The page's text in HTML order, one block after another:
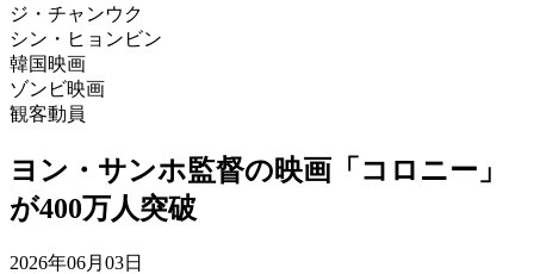
ジ・チャンウク
シン・ヒョンビン
韓国映画
ゾンビ映画
観客動員
ヨン・サンホ監督の映画「コロニー」
が400万人突破
2026年06月03日